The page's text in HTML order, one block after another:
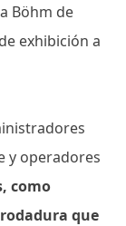
Böhm de
exhibición a
y operadores
como
que